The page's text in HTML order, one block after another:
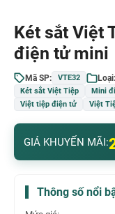
Két sắt Việt
điện tử mini
Mã SP: VTE32 Loại:
Két sắt Việt Tiệp
Mini
Việt tiệp điện tử
Việt
GIÁ KHUYẾN MÃI:
Thông số nổi